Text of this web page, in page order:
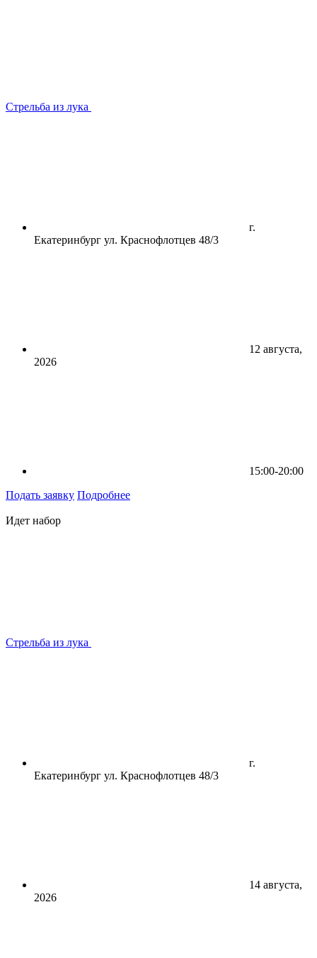
Стрельба из лука
г.
Екатеринбург ул. Краснофлотцев 48/3
12 августа,
2026
15:00-20:00
Подать заявку Подробнее
Идет набор
Стрельба из лука
г.
Екатеринбург ул. Краснофлотцев 48/3
14 августа,
2026